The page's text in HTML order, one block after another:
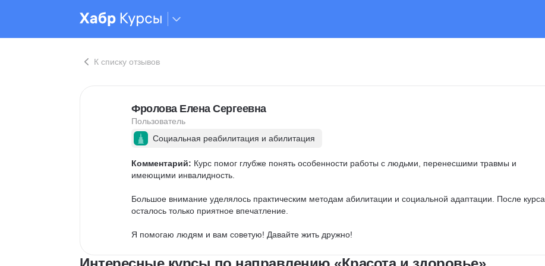
К списку отзывов
Фролова Елена Сергеевна
Пользователь
Социальная реабилитация и абилитация
Комментарий: Курс помог глубже понять особенности работы с людьми, перенесшими травмы и
имеющими инвалидность.
Большое внимание уделялось практическим методам абилитации и социальной адаптации. После курса
осталось только приятное впечатление.
Я помогаю людям и вам советую! Давайте жить дружно!